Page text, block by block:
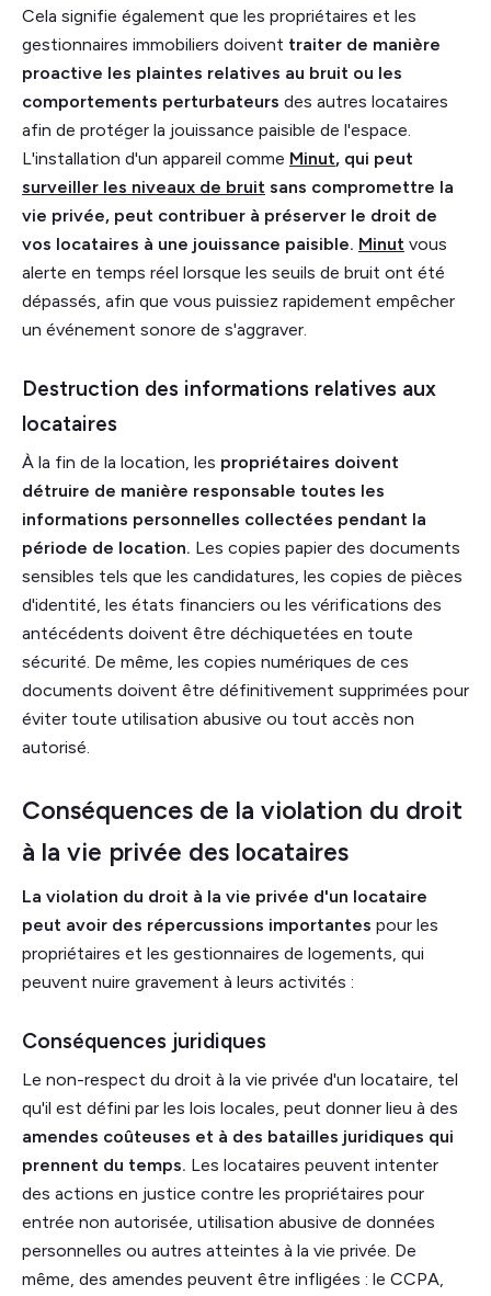
Cela signifie également que les propriétaires et les
gestionnaires immobiliers doivent traiter de manière
proactive les plaintes relatives au bruit ou les
comportements perturbateurs des autres locataires
afin de protéger la jouissance paisible de l'espace.
L'installation d'un appareil comme Minut, qui peut
surveiller les niveaux de bruit sans compromettre la
vie privée, peut contribuer à préserver le droit de
vos locataires à une jouissance paisible. Minut vous
alerte en temps réel lorsque les seuils de bruit ont été
dépassés, afin que vous puissiez rapidement empêcher
un événement sonore de s'aggraver.
Destruction des informations relatives aux
locataires
À la fin de la location, les propriétaires doivent
détruire de manière responsable toutes les
informations personnelles collectées pendant la
période de location. Les copies papier des documents
sensibles tels que les candidatures, les copies de pièces
d'identité, les états financiers ou les vérifications des
antécédents doivent être déchiquetées en toute
sécurité. De même, les copies numériques de ces
documents doivent être définitivement supprimées pour
éviter toute utilisation abusive ou tout accès non
autorisé.
Conséquences de la violation du droit
à la vie privée des locataires
La violation du droit à la vie privée d'un locataire
peut avoir des répercussions importantes pour les
propriétaires et les gestionnaires de logements, qui
peuvent nuire gravement à leurs activités :
Conséquences juridiques
Le non-respect du droit à la vie privée d'un locataire, tel
qu'il est défini par les lois locales, peut donner lieu à des
amendes coûteuses et à des batailles juridiques qui
prennent du temps. Les locataires peuvent intenter
des actions en justice contre les propriétaires pour
entrée non autorisée, utilisation abusive de données
personnelles ou autres atteintes à la vie privée. De
même, des amendes peuvent être infligées : le CCPA,